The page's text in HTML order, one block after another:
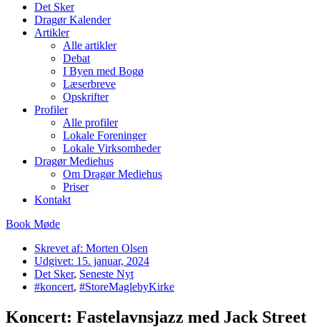
Det Sker
Dragør Kalender
Artikler
Alle artikler
Debat
I Byen med Bogø
Læserbreve
Opskrifter
Profiler
Alle profiler
Lokale Foreninger
Lokale Virksomheder
Dragør Mediehus
Om Dragør Mediehus
Priser
Kontakt
Book Møde
Skrevet af: Morten Olsen
Udgivet: 15. januar, 2024
Det Sker, Seneste Nyt
#koncert, #StoreMaglebyKirke
Koncert: Fastelavnsjazz med Jack Street